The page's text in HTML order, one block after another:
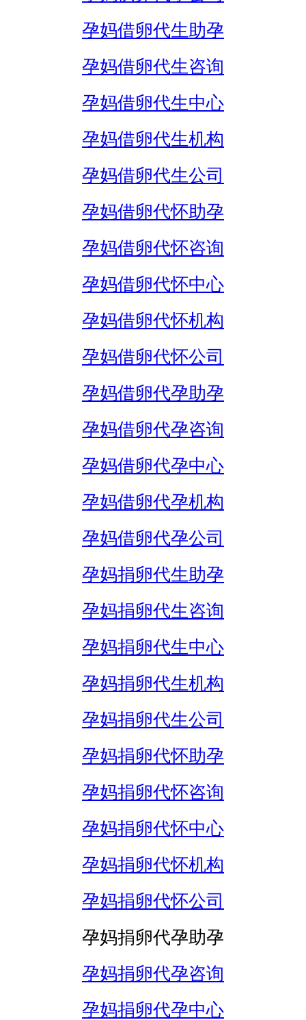
孕妈借卵代生助孕
孕妈借卵代生咨询
孕妈借卵代生中心
孕妈借卵代生机构
孕妈借卵代生公司
孕妈借卵代怀助孕
孕妈借卵代怀咨询
孕妈借卵代怀中心
孕妈借卵代怀机构
孕妈借卵代怀公司
孕妈借卵代孕助孕
孕妈借卵代孕咨询
孕妈借卵代孕中心
孕妈借卵代孕机构
孕妈借卵代孕公司
孕妈捐卵代生助孕
孕妈捐卵代生咨询
孕妈捐卵代生中心
孕妈捐卵代生机构
孕妈捐卵代生公司
孕妈捐卵代怀助孕
孕妈捐卵代怀咨询
孕妈捐卵代怀中心
孕妈捐卵代怀机构
孕妈捐卵代怀公司
孕妈捐卵代孕助孕
孕妈捐卵代孕咨询
孕妈捐卵代孕中心